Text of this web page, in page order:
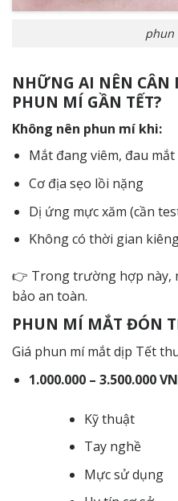
phun
NHỮNG AI NÊN CÂN
PHUN MÍ GẦN TẾT?
Không nên phun mí khi:
Mắt đang viêm, đau mắt
Cơ địa sẹo lồi nặng
Dị ứng mực xăm (cần
Không có thời gian
👉 Trong trường hợp này,
bảo an toàn.
PHUN MÍ MẮT ĐÓN
Giá phun mí mắt dịp Tết
1.000.000 – 3.500.000
Kỹ thuật
Tay nghề
Mực sử dụng